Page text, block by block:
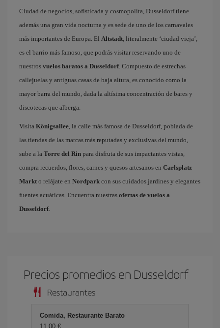
Ciudad de negocios, sofisticada y cosmopolita, Dusseldorf tiene
además una gran vida nocturna y es sede de uno de los carnavales
más importantes de Europa. El Altstadt, literalmente ‘ciudad vieja’,
es el barrio más famoso, que podrás visitar reservando uno de
nuestros vuelos baratos a Dusseldorf. Compuesto de estrechas
callejuelas y antiguas casas de baja altura, es conocido como la
mayor barra del mundo, dada la altísima concentración de bares y
discotecas que alberga.
Visita Königsallee, la calle más famosa de Dusseldorf, poblada de
las tiendas de las marcas más reputadas y exclusivas del mundo,
sube a la Torre del Rin para disfruta de sus impactantes vistas,
compra recuerdos, flores, carnes y quesos artesanos en Carlsplatz
Markt o relájate en Nordpark con sus cuidados jardines y elegantes
fuentes acuáticas. Encuentra nuestras ofertas de vuelos a
Dusseldorf.
Precios promedios en Dusseldorf
Restaurantes
Comida, Restaurante Barato
11,00 €